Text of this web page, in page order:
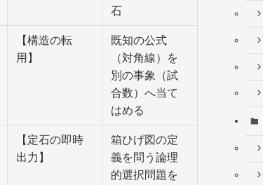
石
【構造の転
用】
既知の公式
（対角線）を
別の事象（試
合数）へ当て
はめる
【定石の即時
出力】
箱ひげ図の定
義を問う論理
的選択問題を